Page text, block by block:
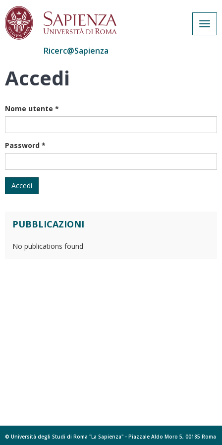
Salta
Ricerc@Sapienza
Accedi
Nome utente *
Password *
Accedi
PUBBLICAZIONI
No publications found
© Università degli Studi di Roma "La Sapienza" - Piazzale Aldo Moro 5, 00185 Roma